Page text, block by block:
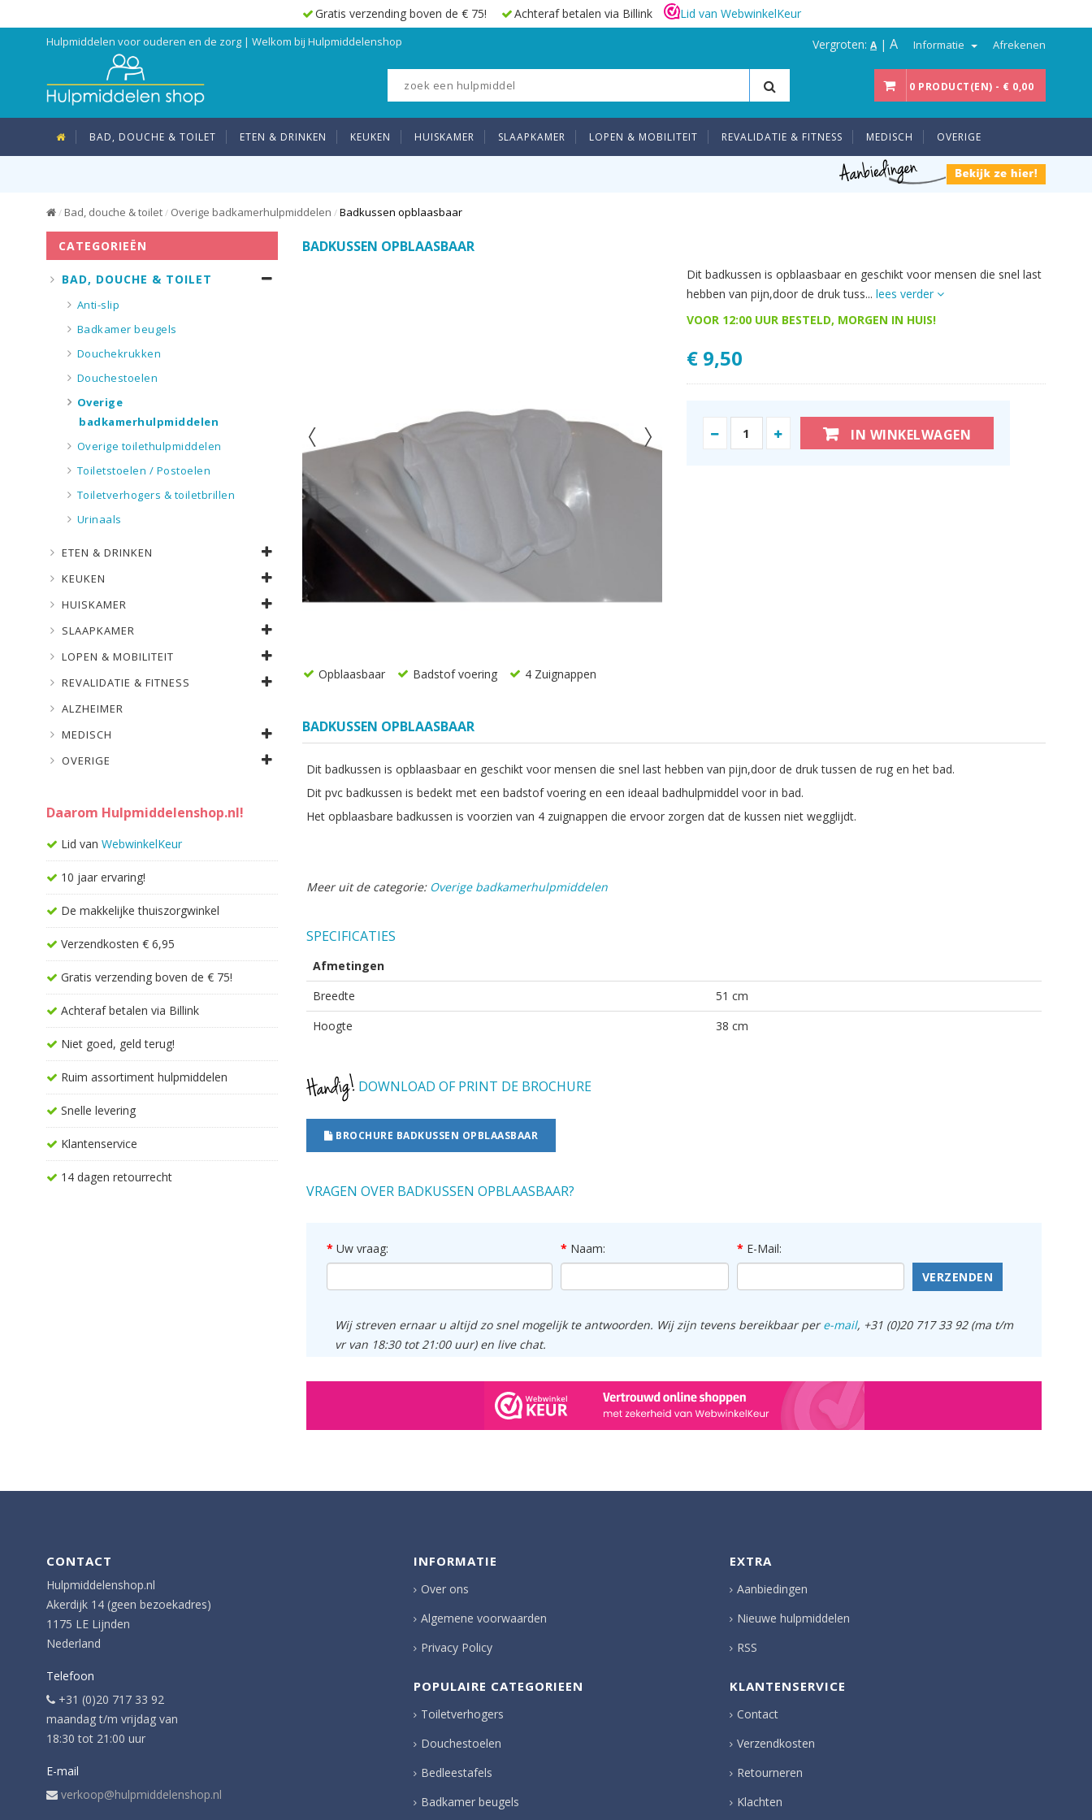
Gratis verzending boven de € 75! Achteraf betalen via Billink Lid van WebwinkelKeur
Hulpmiddelen voor ouderen en de zorg | Welkom bij Hulpmiddelenshop Vergroten: A| A Informatie Afrekenen
0 PRODUCT(EN) - € 0,00
BAD, DOUCHE & TOILET ETEN & DRINKEN KEUKEN HUISKAMER SLAAPKAMER LOPEN & MOBILITEIT REVALIDATIE & FITNESS MEDISCH OVERIGE
/ Bad, douche & toilet / Overige badkamerhulpmiddelen / Badkussen opblaasbaar
BADKUSSEN OPBLAASBAAR
Dit badkussen is opblaasbaar en geschikt voor mensen die snel last
hebben van pijn,door de druk tuss... lees verder
VOOR 12:00 UUR BESTELD, MORGEN IN HUIS!
€ 9,50
IN WINKELWAGEN
Opblaasbaar Badstof voering 4 Zuignappen
BADKUSSEN OPBLAASBAAR
Dit badkussen is opblaasbaar en geschikt voor mensen die snel last hebben van pijn,door de druk tussen de rug en het bad.
Dit pvc badkussen is bedekt met een badstof voering en een ideaal badhulpmiddel voor in bad.
Het opblaasbare badkussen is voorzien van 4 zuignappen die ervoor zorgen dat de kussen niet wegglijdt.
Meer uit de categorie: Overige badkamerhulpmiddelen
SPECIFICATIES
Afmetingen
Breedte
51 cm
Hoogte
38 cm
DOWNLOAD OF PRINT DE BROCHURE
BROCHURE BADKUSSEN OPBLAASBAAR
VRAGEN OVER BADKUSSEN OPBLAASBAAR?
Uw vraag: Naam:
E-Mail:
VERZENDEN
Wij streven ernaar u altijd zo snel mogelijk te antwoorden. Wij zijn tevens bereikbaar pere-mail, +31 (0)20 717 33 92 (ma t/m
vr van 18:30 tot 21:00 uur) en live chat.
CATEGORIEËN
BAD, DOUCHE & TOILET
Anti-slip
Badkamer beugels
Douchekrukken
Douchestoelen
Overige
badkamerhulpmiddelen
Overige toilethulpmiddelen
Toiletstoelen / Postoelen
Toiletverhogers & toiletbrillen
Urinaals
ETEN & DRINKEN
KEUKEN
HUISKAMER
SLAAPKAMER
LOPEN & MOBILITEIT
REVALIDATIE & FITNESS
ALZHEIMER
MEDISCH
OVERIGE
Daarom Hulpmiddelenshop.nl!
Lid vanWebwinkelKeur
10 jaar ervaring!
De makkelijke thuiszorgwinkel
Verzendkosten € 6,95
Gratis verzending boven de € 75!
Achteraf betalen via Billink
Niet goed, geld terug!
Ruim assortiment hulpmiddelen
Snelle levering
Klantenservice
14 dagen retourrecht
CONTACT
Hulpmiddelenshop.nl
Akerdijk 14 (geen bezoekadres)
1175 LE Lijnden
Nederland
Telefoon
+31 (0)20 717 33 92
maandag t/m vrijdag van
18:30 tot 21:00 uur
E-mail
verkoop@hulpmiddelenshop.nl
EXTRA
Aanbiedingen
Nieuwe hulpmiddelen
RSS
KLANTENSERVICE
Contact
Verzendkosten
Retourneren
Klachten
INFORMATIE
Over ons
Algemene voorwaarden
Privacy Policy
POPULAIRE CATEGORIEEN
Toiletverhogers
Douchestoelen
Bedleestafels
Badkamer beugels